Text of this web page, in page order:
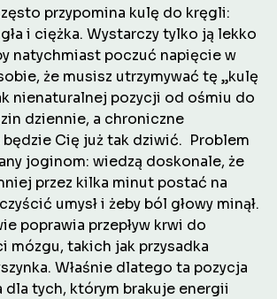
przypomina kulę do kręgli:
i ciężka. Wystarczy tylko ją lekko
natychmiast poczuć napięcie w
że musisz utrzymywać tę „kulę
nienaturalnej pozycji od ośmiu do
dziennie, a chroniczne
będzie Cię już tak dziwić. Problem
joginom: wiedzą doskonale, że
przez kilka minut postać na
umysł i żeby ból głowy minął.
poprawia przepływ krwi do
mózgu, takich jak przysadka
Właśnie dlatego ta pozycja
dla tych, którym brakuje energii